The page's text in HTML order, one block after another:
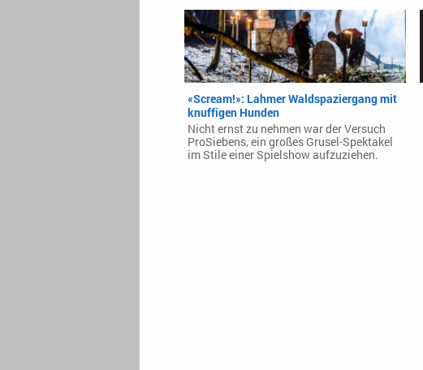
«Scream!»: Lahmer Waldspaziergang mit
knuffigen Hunden
Nicht ernst zu nehmen war der Versuch
ProSiebens, ein großes Grusel-Spektakel
im Stile einer Spielshow aufzuziehen.